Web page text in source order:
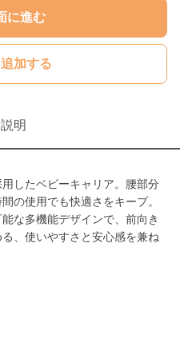
に進む
加する
明
したベビーキャリア。腰部分
の使用でも快適さをキープ。
な多機能デザインで、前向き
、使いやすさと安心感を兼ね